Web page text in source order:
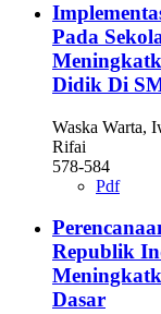
Pada
Didik Di
Waska Warta,
Rifai
578-584
Pdf
Republik
Dasar